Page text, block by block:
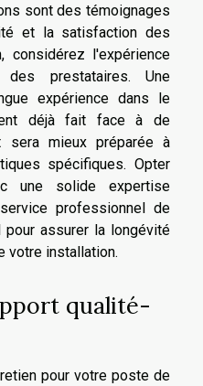
sont des témoignages
et la satisfaction des
considérez l'expérience
des prestataires. Une
expérience dans le
déjà fait face à de
sera mieux préparée à
spécifiques. Opter
une solide expertise
professionnel de
assurer la longévité
votre installation.
qualité-
pour votre poste de